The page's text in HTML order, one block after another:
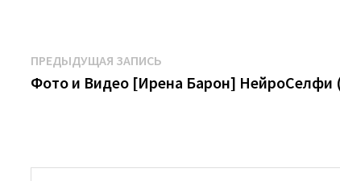
Навигация
по
ПРЕДЫДУЩАЯ ЗАПИСЬ
запись:
Фото и Видео [Ирена Барон] НейроСелфи